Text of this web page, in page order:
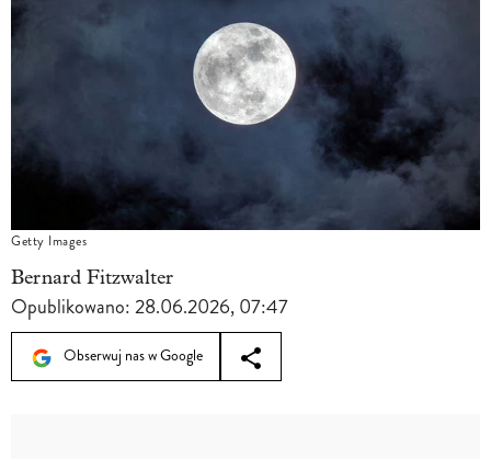
Getty Images
Bernard Fitzwalter
Opublikowano:28.06.2026, 07:47
Obserwuj nas w Google